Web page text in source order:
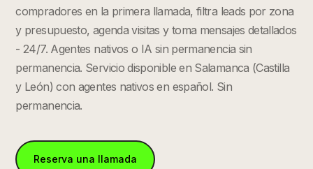
compradores en la primera llamada, filtra leads por zona
y presupuesto, agenda visitas y toma mensajes detallados
- 24/7. Agentes nativos o IA sin permanencia sin
permanencia. Servicio disponible en Salamanca (Castilla
y León) con agentes nativos en español. Sin
permanencia.
Reserva una llamada